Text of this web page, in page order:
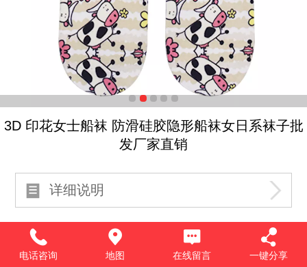
3D 印花女士船袜 防滑硅胶隐形船袜女日系袜子批
发厂家直销
详细说明
电话咨询 地图 在线留言 一键分享